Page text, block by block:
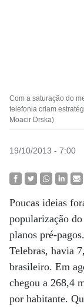
Com a saturação do
telefonia criam
Moacir Drska)
19/10/2013 - 7:00
Poucas ideias
popularização
planos pré-
Telebras, havia
brasileiro. Em
chegou a 268,4
por habitante.